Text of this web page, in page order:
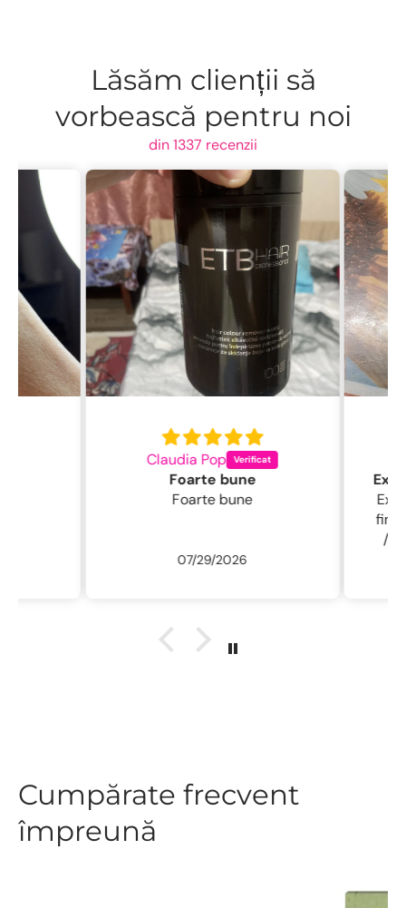
Lăsăm clienții să
vorbească pentru noi
din 1337 recenzii
Claudia Pop
Foarte bune
Foarte bune
07/29/2026
Excelentă
fin ,
/
Cumpărate frecvent
împreună